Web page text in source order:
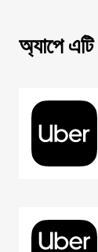
অ্যাপে